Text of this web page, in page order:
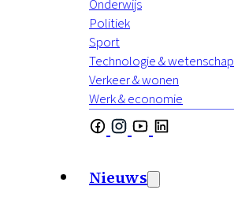
Onderwijs
Politiek
Sport
Technologie & wetenschap
Verkeer & wonen
Werk & economie
Nieuws